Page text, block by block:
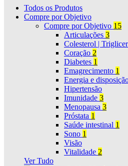
Todos os Produtos
Compre por Objetivo
Compre por Objetivo 15
Articulações 3
Colesterol |
Coração 2
Diabetes 1
Emagrecimento 1
Energia e
Hipertensão
Imunidade 3
Menopausa 3
Próstata 1
Saúde intestinal 1
Sono 1
Visão
Vitalidade 2
Ver Tudo